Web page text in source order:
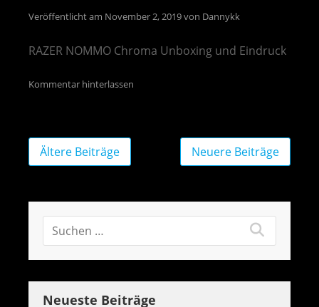
Veröffentlicht am November 2, 2019von Dannykk
RAZER NOMMO Chroma Unboxing und Eindruck
Kommentar hinterlassen
Beitragsnavigation
Ältere Beiträge Neuere Beiträge
Neueste Beiträge